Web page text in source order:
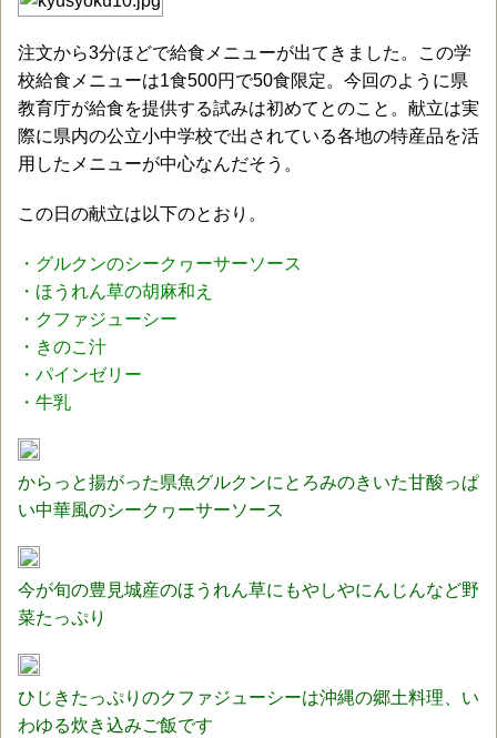
注文から3分ほどで給食メニューが出てきました。この学
校給食メニューは1食500円で50食限定。今回のように県
教育庁が給食を提供する試みは初めてとのこと。献立は実
際に県内の公立小中学校で出されている各地の特産品を活
用したメニューが中心なんだそう。
この日の献立は以下のとおり。
・グルクンのシークヮーサーソース
・ほうれん草の胡麻和え
・クファジューシー
・きのこ汁
・パインゼリー
・牛乳
からっと揚がった県魚グルクンにとろみのきいた甘酸っぱ
い中華風のシークヮーサーソース
今が旬の豊見城産のほうれん草にもやしやにんじんなど野
菜たっぷり
ひじきたっぷりのクファジューシーは沖縄の郷土料理、い
わゆる炊き込みご飯です